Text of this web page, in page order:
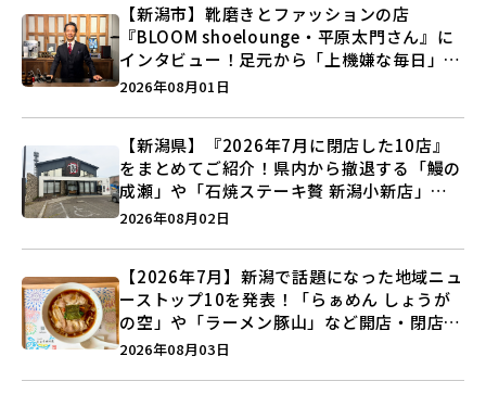
【新潟市】靴磨きとファッションの店
『BLOOM shoelounge・平原太門さん』に
インタビュー！足元から「上機嫌な毎日」を
つくる装いの提案とは？
2026年08月01日
【新潟県】『2026年7月に閉店した10店』
をまとめてご紹介！県内から撤退する「鰻の
成瀬」や「石焼ステーキ贅 新潟小新店」が
営業に幕…。
2026年08月02日
【2026年7月】新潟で話題になった地域ニュ
ーストップ10を発表！「らぁめん しょうが
の空」や「ラーメン豚山」など開店・閉店の
注目記事をランキングでご紹介♪
2026年08月03日